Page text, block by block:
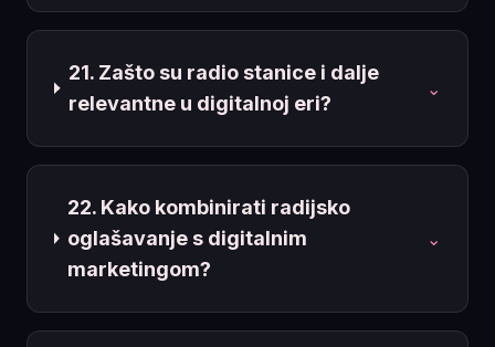
21. Zašto su radio stanice i dalje
relevantne u digitalnoj eri?
⌄
22. Kako kombinirati radijsko
oglašavanje s digitalnim
marketingom?
⌄